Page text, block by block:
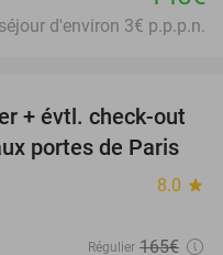
d'environ 3€ p.p.p.n.
38%
+ évtl. check-out
portes de Paris
8.0 star
Régulier 165€